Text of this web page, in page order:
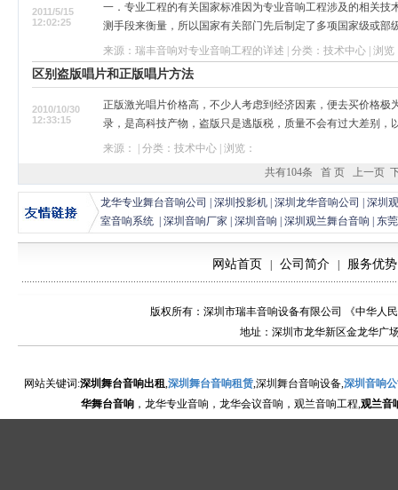
2011/5/15
12:02:25
一．专业工程的有关国家标准因为专业音响工程涉及的相关技
测手段来衡量，所以国家有关部门先后制定了多项国家级或部
来源：瑞丰音响对专业音响工程的详述 | 分类：技术中心 | 浏览
区别盗版唱片和正版唱片方法
2010/10/30
12:33:15
正版激光唱片价格高，不少人考虑到经济因素，便去买价格极
录，是高科技产物，盗版只是逃版税，质量不会有过大差别，
来源： | 分类：技术中心 | 浏览：
共有104条
首 页 上一页
龙华专业舞台音响公司 深圳投影机 深圳龙华音响公司
深圳
室音响系统
深圳音响厂家 深圳音响 深圳观兰舞台音响 东
网站首页 公司简介| 服务优势
版权所有：深圳市瑞丰音响设备有限公司 《中华人
地址：深圳市龙华新区金龙华广
网站关键词:深圳舞台音响出租,深圳舞台音响租赁,深圳舞台音响设备,深圳音响
华舞台音响 ，龙华专业音响，龙华会议音响，观兰音响工程,观兰音